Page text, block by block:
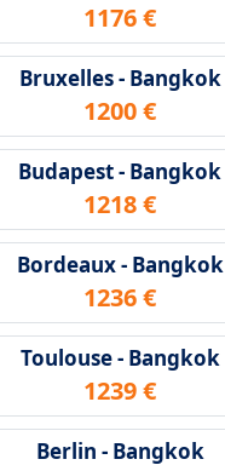
1176 €
Bruxelles - Bangkok
1200 €
Budapest - Bangkok
1218 €
Bordeaux - Bangkok
1236 €
Toulouse - Bangkok
1239 €
Berlin - Bangkok